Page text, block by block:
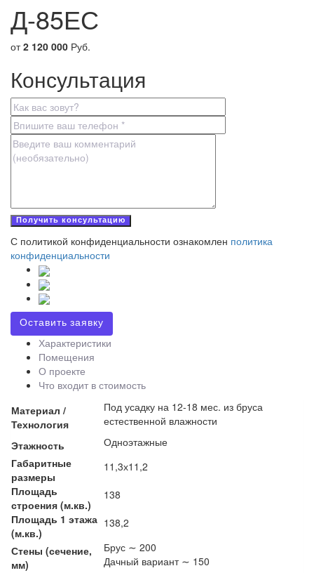
Д-85ЕС
от2 120 000 Руб.
Консультация
С политикой конфиденциальности ознакомлен политика
конфиденциальности
Оставить заявку
Характеристики
Помещения
О проекте
Что входит в стоимость
Материал /
Технология
Под усадку на 12-18 мес. из бруса
естественной влажности
Этажность
Одноэтажные
Габаритные
размеры
11,3х11,2
Площадь
строения (м.кв.)
138
Площадь 1 этажа
(м.кв.)
138,2
Стены (сечение,
мм)
Брус ∼ 200
Дачный вариант ∼ 150